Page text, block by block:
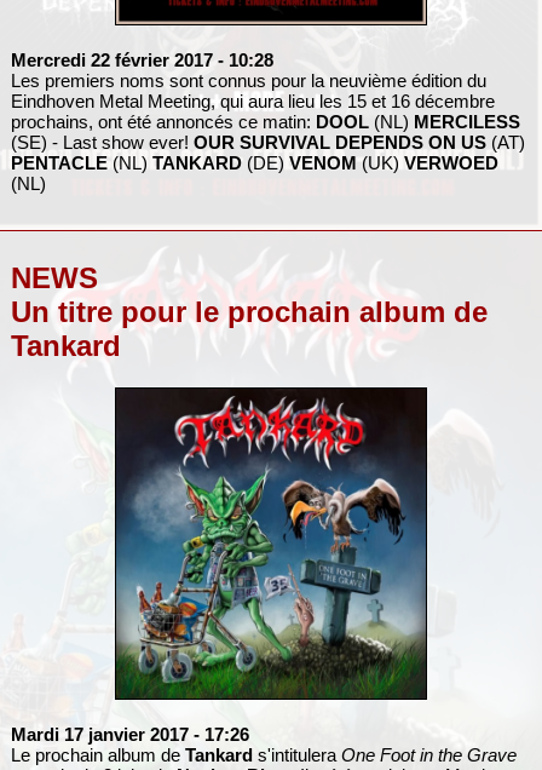
Mercredi 22 février 2017 - 10:28
Les premiers noms sont connus pour la neuvième édition du
Eindhoven Metal Meeting, qui aura lieu les 15 et 16 décembre
prochains, ont été annoncés ce matin: DOOL(NL) MERCILESS
(SE) - Last show ever! OUR SURVIVAL DEPENDS ON US(AT)
PENTACLE(NL) TANKARD(DE) VENOM (UK) VERWOED
(NL)
NEWS
Un titre pour le prochain album de
Tankard
Mardi 17 janvier 2017 - 17:26
Le prochain album de Tankards'intitulera One Foot in the Grave